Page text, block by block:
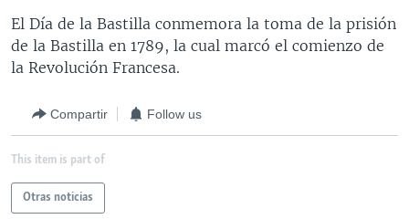
PANORAMA
ESTADOS UNIDOS AL DÍA
EL MUNDO AL DÍA [RADIO]
DEPORTIVO INTERNACIONAL
NOTA ECONÓMICA
ENTRETENIMIENTO
SÍGANOS
El Día de la Bastilla conmemora la toma de la prisión
de la Bastilla en 1789, la cual marcó el comienzo de
la Revolución Francesa.
Compartir Follow us
This item is part of
Otras noticias